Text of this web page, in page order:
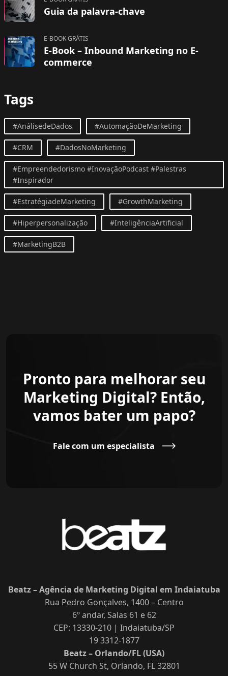
Guia da palavra-chave
E-BOOK GRÁTIS
E-Book – Inbound Marketing no E-
commerce
Tags
#AnálisedeDados #AutomaçãoDeMarketing
#CRM #DadosNoMarketing
#Empreendedorismo #InovaçãoPodcast #Palestras
#Inspirador
#EstratégiadeMarketing #GrowthMarketing
#Hiperpersonalização #InteligênciaArtificial
#MarketingB2B
Pronto para melhorar seu
Marketing Digital? Então,
vamos bater um papo?
Fale com um especialista
Beatz – Agência de Marketing Digital em Indaiatuba
Rua Pedro Gonçalves, 1400 – Centro
6º andar, Salas 61 e 62
CEP: 13330-210 | Indaiatuba/SP
19 3312-1877
Beatz – Orlando/FL (USA)
55 W Church St, Orlando, FL 32801